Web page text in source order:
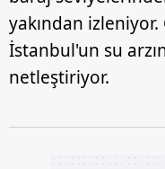
yakından
İstanbul'un su
netleştiriyor.